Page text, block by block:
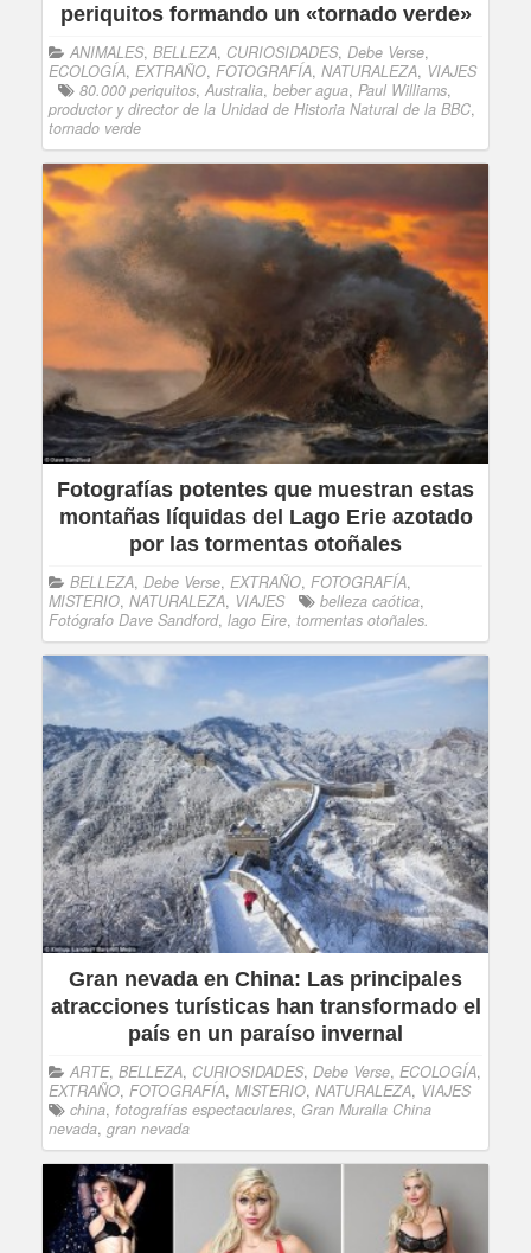
periquitos formando un «tornado verde»
ANIMALES, BELLEZA, CURIOSIDADES, Debe Verse,
ECOLOGÍA, EXTRAÑO, FOTOGRAFÍA, NATURALEZA, VIAJES
80.000 periquitos, Australia, beber agua, Paul Williams,
productor y director de la Unidad de Historia Natural de la BBC,
tornado verde
Fotografías potentes que muestran estas
montañas líquidas del Lago Erie azotado
por las tormentas otoñales
BELLEZA, Debe Verse, EXTRAÑO, FOTOGRAFÍA,
MISTERIO, NATURALEZA, VIAJES belleza caótica,
Fotógrafo Dave Sandford, lago Eire, tormentas otoñales.
Gran nevada en China: Las principales
atracciones turísticas han transformado el
país en un paraíso invernal
ARTE, BELLEZA, CURIOSIDADES, Debe Verse, ECOLOGÍA,
EXTRAÑO, FOTOGRAFÍA, MISTERIO, NATURALEZA, VIAJES
china, fotografías espectaculares, Gran Muralla China
nevada, gran nevada